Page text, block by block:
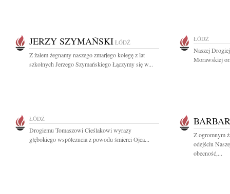
JERZY SZYMAŃSKI ŁÓDŹ
Z żalem żegnamy naszego zmarłego kolegę z lat
szkolnych Jerzego Szymańskiego Łączymy się w...
ŁÓDŹ
Naszej
Morawskiej
ŁÓDŹ
Drogiemu Tomaszowi Cieślakowi wyrazy
głębokiego współczucia z powodu śmierci Ojca...
Z ogromnym
odejściu
obecność,...